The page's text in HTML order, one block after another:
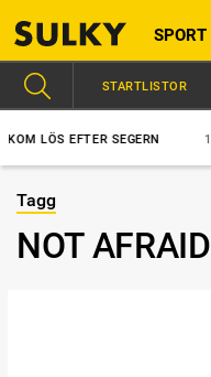
SPORT
EFTER SEGERN
STARTLISTOR
Tagg
NOT AFRAID